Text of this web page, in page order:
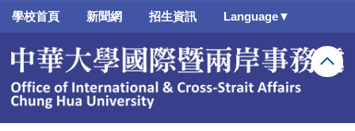
跳
要
容
學校首頁 新聞網 招生資訊 Language▼